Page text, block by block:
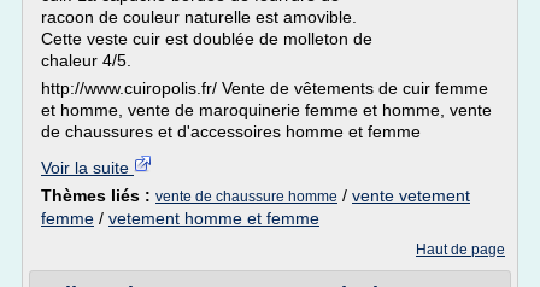
racoon de couleur naturelle est amovible.
Cette veste cuir est doublée de molleton de
chaleur 4/5.
http://www.cuiropolis.fr/ Vente de vêtements de cuir femme
et homme, vente de maroquinerie femme et homme, vente
de chaussures et d'accessoires homme et femme
Voir la suite
Thèmes liés : vente de chaussure homme / vente vetement
femme / vetement homme et femme
Haut de page